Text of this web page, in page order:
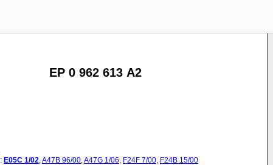
EP 0 962 613 A2
: E05C 1/02,A47B 96/00,A47G 1/06, F24F 7/00, F24B 15/00